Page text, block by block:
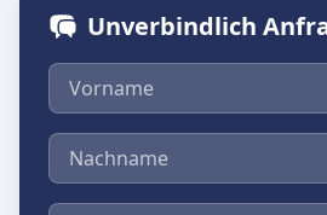
Unverbindlich
Vorname
Nachname